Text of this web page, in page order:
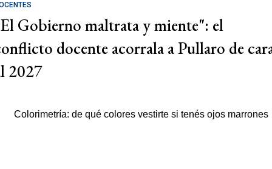
Gobierno maltrata y miente": el
docente acorrala a Pullaro de
2027